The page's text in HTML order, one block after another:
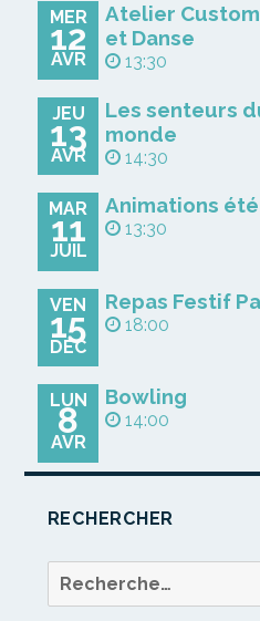
MER
12
AVR
Atelier
et Danse
13:30
JEU
13
AVR
Les senteurs
monde
14:30
MAR
11
JUIL
Animations été
13:30
VEN
15
DÉC
Repas Festif
18:00
LUN
8
AVR
Bowling
14:00
RECHERCHER
Recherche